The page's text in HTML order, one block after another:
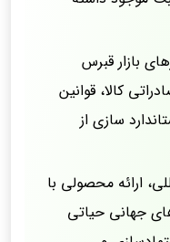
بازار قبرس
کالا، قوانین
سازی از
ارائه محصولی با
جهانی حیاتی